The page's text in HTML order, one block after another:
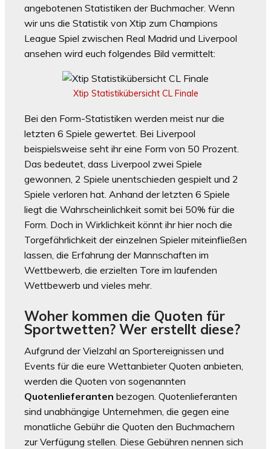
angebotenen Statistiken der Buchmacher. Wenn
wir uns die Statistik von Xtip zum Champions
League Spiel zwischen Real Madrid und Liverpool
ansehen wird euch folgendes Bild vermittelt:
Xtip Statistikübersicht CL Finale
Bei den Form-Statistiken werden meist nur die
letzten 6 Spiele gewertet. Bei Liverpool
beispielsweise seht ihr eine Form von 50 Prozent.
Das bedeutet, dass Liverpool zwei Spiele
gewonnen, 2 Spiele unentschieden gespielt und 2
Spiele verloren hat. Anhand der letzten 6 Spiele
liegt die Wahrscheinlichkeit somit bei 50% für die
Form. Doch in Wirklichkeit könnt ihr hier noch die
Torgefährlichkeit der einzelnen Spieler miteinfließen
lassen, die Erfahrung der Mannschaften im
Wettbewerb, die erzielten Tore im laufenden
Wettbewerb und vieles mehr.
Woher kommen die Quoten für
Sportwetten? Wer erstellt diese?
Aufgrund der Vielzahl an Sportereignissen und
Events für die eure Wettanbieter Quoten anbieten,
werden die Quoten von sogenannten
Quotenlieferanten bezogen. Quotenlieferanten
sind unabhängige Unternehmen, die gegen eine
monatliche Gebühr die Quoten den Buchmachern
zur Verfügung stellen. Diese Gebühren nennen sich